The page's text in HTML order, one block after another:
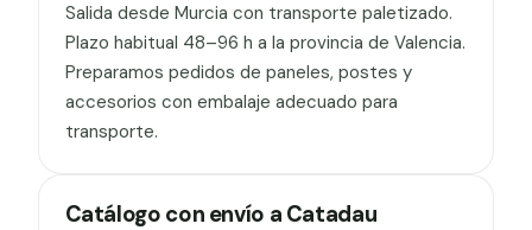
Salida desde Murcia con transporte paletizado.
Plazo habitual 48–96 h a la provincia de Valencia.
Preparamos pedidos de paneles, postes y
accesorios con embalaje adecuado para
transporte.
Catálogo con envío a Catadau